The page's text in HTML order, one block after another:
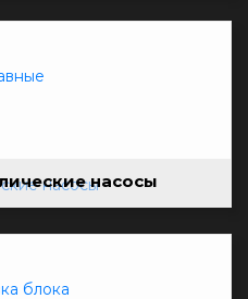
насосы